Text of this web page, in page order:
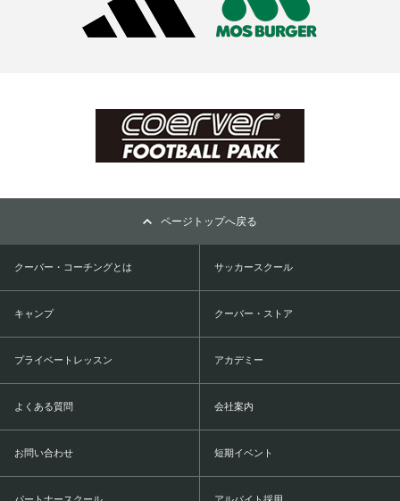
ページトップへ戻る
クーバー・コーチングとは サッカースクール
キャンプ クーバー・ストア
プライベートレッスン アカデミー
よくある質問 会社案内
お問い合わせ 短期イベント